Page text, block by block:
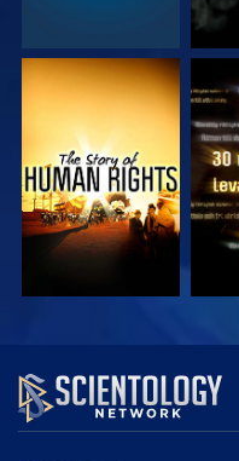
TITTA
TITTA